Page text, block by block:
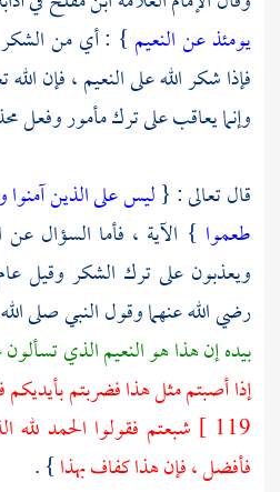
يومئذ عن النعيم } : أي من الشكر
فإذا شكر الله على النعيم ، فإن
وإنما يعاقب على ترك مأمور وفعل
قال تعالى : {ليس على الذين
طعموا } الآية ، فأما السؤال
ويعذبون على ترك الشكر وقيل
رضي الله عنهما وقول النبي صلى
بيده إن هذا هو النعيم الذي تسألون
إذا أصبتم مثل هذا فضربتم بأيديكم
119 ]
شبعتم فقولوا الحمد لله
فأفضل ، فإن هذا كفاف بهذا} .